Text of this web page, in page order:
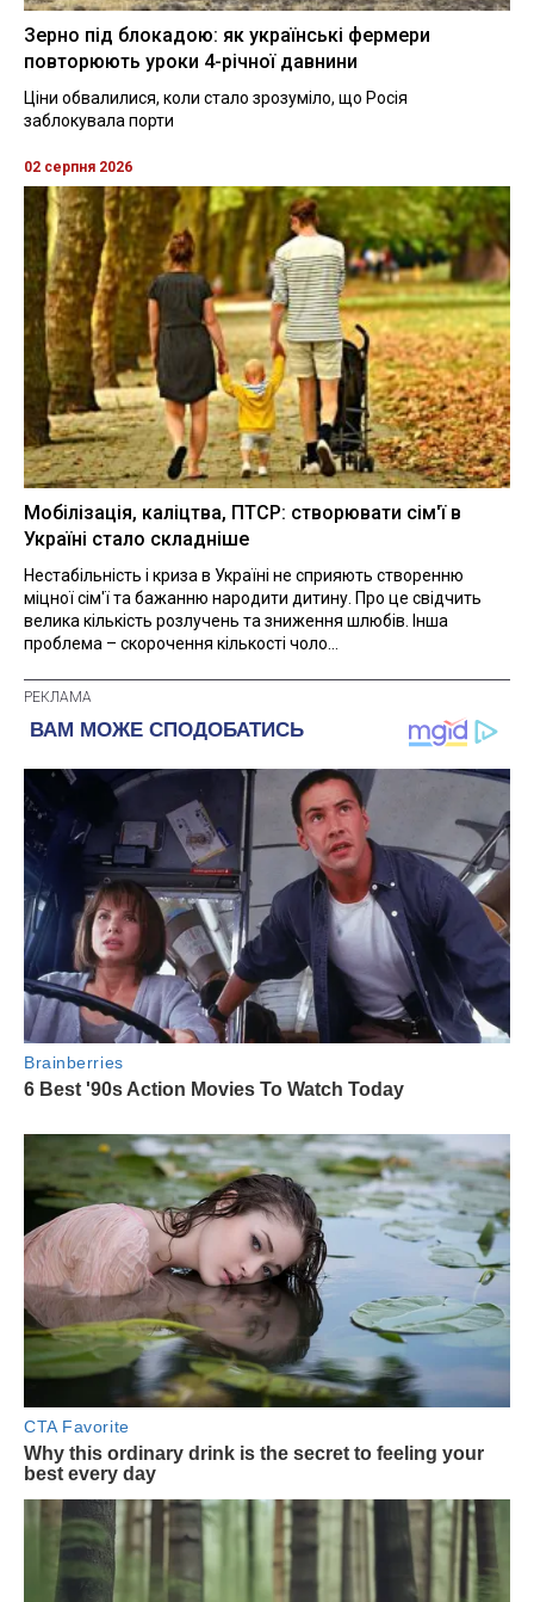
Зерно під блокадою: як українські фермери
повторюють уроки 4-річної давнини
Ціни обвалилися, коли стало зрозуміло, що Росія
заблокувала порти
02 серпня 2026
Мобілізація, каліцтва, ПТСР: створювати сім'ї в
Україні стало складніше
Нестабільність і криза в Україні не сприяють створенню
міцної сім'ї та бажанню народити дитину. Про це свідчить
велика кількість розлучень та зниження шлюбів. Інша
проблема – скорочення кількості чоло...